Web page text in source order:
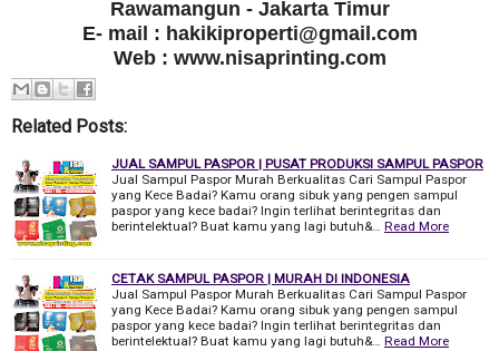
Rawamangun - Jakarta Timur
E- mail : hakikiproperti@gmail.com
Web : www.nisaprinting.com
Related Posts:
JUAL SAMPUL PASPOR | PUSAT PRODUKSI SAMPUL PASPOR
Jual Sampul Paspor Murah Berkualitas Cari Sampul Paspor
yang Kece Badai? Kamu orang sibuk yang pengen sampul
paspor yang kece badai? Ingin terlihat berintegritas dan
berintelektual? Buat kamu yang lagi butuh&… Read More
CETAK SAMPUL PASPOR | MURAH DI INDONESIA
Jual Sampul Paspor Murah Berkualitas Cari Sampul Paspor
yang Kece Badai? Kamu orang sibuk yang pengen sampul
paspor yang kece badai? Ingin terlihat berintegritas dan
berintelektual? Buat kamu yang lagi butuh&… Read More